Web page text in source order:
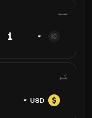
سے
کو
USD